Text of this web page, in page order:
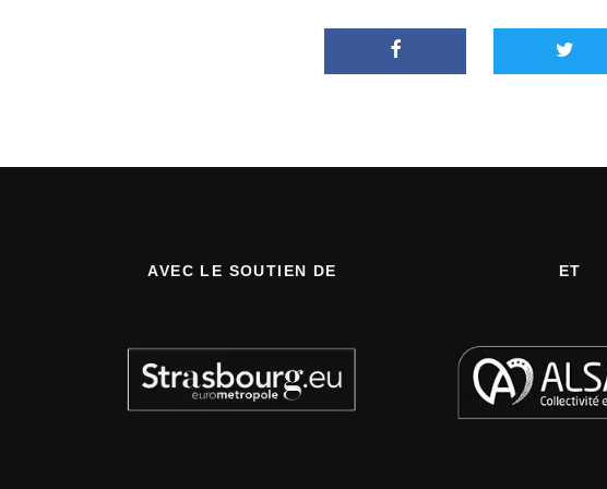
AVEC LE SOUTIEN DE ET